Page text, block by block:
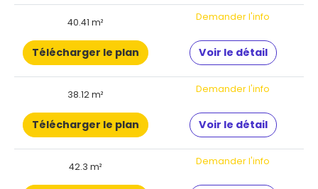
40.41 m² Demander l'info
Télécharger le plan Voir le détail
38.12 m² Demander l'info
Télécharger le plan Voir le détail
42.3 m² Demander l'info